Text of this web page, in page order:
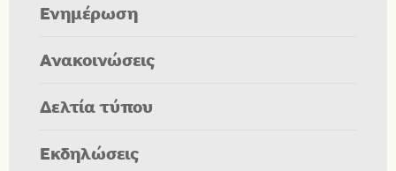
Ενημέρωση
Ανακοινώσεις
Δελτία τύπου
Εκδηλώσεις